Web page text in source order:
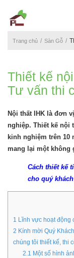
Trang chủ Sàn Gỗ
Thiết kế
Tư vấn thi
Nội thất IHK là đơn
nghiệp. Thiết kế nội
kinh nghiệm trên 10
mang lại một không
Cách thiết kế
cho quý
1 Lĩnh vực hoạt động
2 Kính mời Quý
chúng tôi thiết kế, thi
2.1 Một số hình